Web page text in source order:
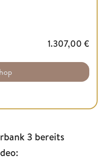
1.307,00 €
3 bereits